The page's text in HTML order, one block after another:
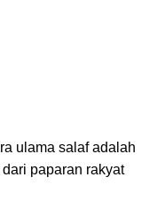
ulama salaf adalah
paparan rakyat